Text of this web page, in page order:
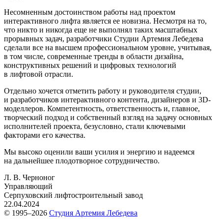
Несомненным достоинством работы над проектом
интерактивного лифта является ее новизна. Несмотря на то,
что никто и никогда еще не выполнял таких масштабных
прорывных задач, разработчики Студии Артемия Лебедева
сделали все на высшем профессиональном уровне, учитывая,
в том числе, современные тренды в области дизайна,
конструктивных решений и цифровых технологий
в лифтовой отрасли.
Отдельно хочется отметить работу и руководителя студии,
и разработчиков интерактивного контента, дизайнеров и 3D-
моделлеров. Компетентность, ответственность и, главное,
творческий подход и собственный взгляд на задачу основных
исполнителей проекта, безусловно, стали ключевыми
факторами его качества.
Мы высоко оценили ваши усилия и энергию и надеемся
на дальнейшее плодотворное сотрудничество.
Л. В. Черноног
Управляющий
Серпуховский лифтостроительный завод
22.04.2024
© 1995–2026 Студия Артемия Лебедева